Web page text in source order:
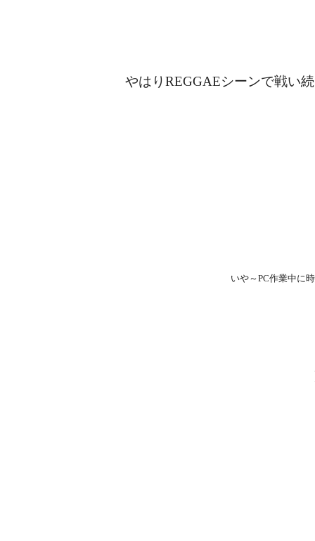
やはりREGGAEシーンで戦い
いや～PC作業中に